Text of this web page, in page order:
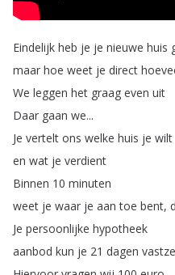
Eindelijk heb je je nieuwe huis
maar hoe weet je direct
We leggen het graag even uit
Daar gaan we...
Je vertelt ons welke huis je wilt
en wat je verdient
Binnen 10 minuten
weet je waar je aan toe bent,
Je persoonlijke hypotheek
aanbod kun je 21 dagen